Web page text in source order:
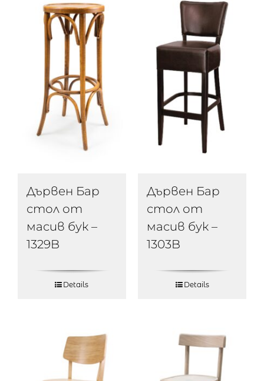
Дървен Бар
стол от
масив бук –
1329B
Details
Дървен Бар
стол от
масив бук –
1303B
Details